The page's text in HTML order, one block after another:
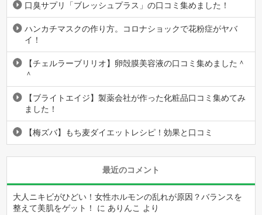
口臭サプリ「ブレッシュプラス」の口コミ集めました！
ハンカチマスクの作り方。コロナショックで花粉症がヤバ
イ！
【チェルラーブリリオ】卵殻膜美容液の口コミ集めました＾
＾
【ブライトエイジ】製薬会社が作った化粧品口コミ集めてみ
ました！
【梅ズバ】もち麦ダイエットレシピ！効果と口コミ
最近のコメント
大人ニキビがひどい！女性ホルモンの乱れが原因？バランスを
整えて美肌をゲット！
に ありんこ より